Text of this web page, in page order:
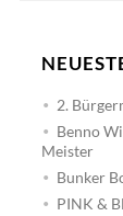
2.
Benno
Meister
Bunker
PINK &